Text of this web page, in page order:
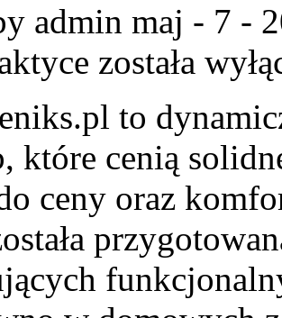
admin maj - 7 -
została
to
które cenią
ceny oraz